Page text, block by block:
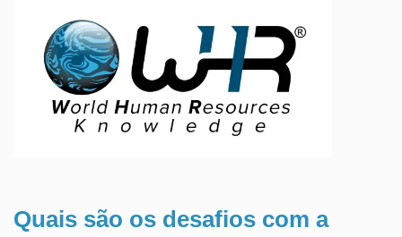
Quais são os desafios com a